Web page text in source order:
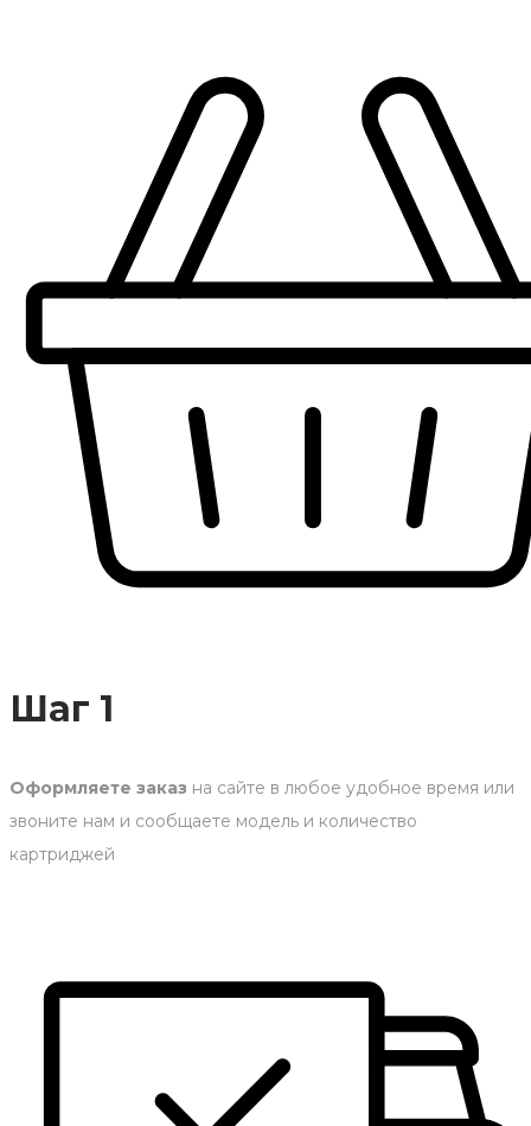
Шаг 1
Оформляете заказ на сайте в любое удобное время или
звоните нам и сообщаете модель и количество
картриджей